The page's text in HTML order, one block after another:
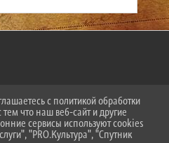
с политикой обработки
что наш веб-сайт и другие
сервисы используют cookies
"PRO.Культура", "Спутник